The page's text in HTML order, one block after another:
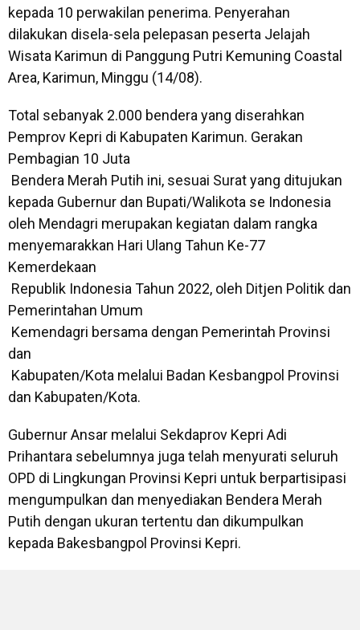
kepada 10 perwakilan penerima. Penyerahan
dilakukan disela-sela pelepasan peserta Jelajah
Wisata Karimun di Panggung Putri Kemuning Coastal
Area, Karimun, Minggu (14/08).
Total sebanyak 2.000 bendera yang diserahkan
Pemprov Kepri di Kabupaten Karimun. Gerakan
Pembagian 10 Juta
Bendera Merah Putih ini, sesuai Surat yang ditujukan
kepada Gubernur dan Bupati/Walikota se Indonesia
oleh Mendagri merupakan kegiatan dalam rangka
menyemarakkan Hari Ulang Tahun Ke-77
Kemerdekaan
Republik Indonesia Tahun 2022, oleh Ditjen Politik dan
Pemerintahan Umum
Kemendagri bersama dengan Pemerintah Provinsi
dan
Kabupaten/Kota melalui Badan Kesbangpol Provinsi
dan Kabupaten/Kota.
Gubernur Ansar melalui Sekdaprov Kepri Adi
Prihantara sebelumnya juga telah menyurati seluruh
OPD di Lingkungan Provinsi Kepri untuk berpartisipasi
mengumpulkan dan menyediakan Bendera Merah
Putih dengan ukuran tertentu dan dikumpulkan
kepada Bakesbangpol Provinsi Kepri.